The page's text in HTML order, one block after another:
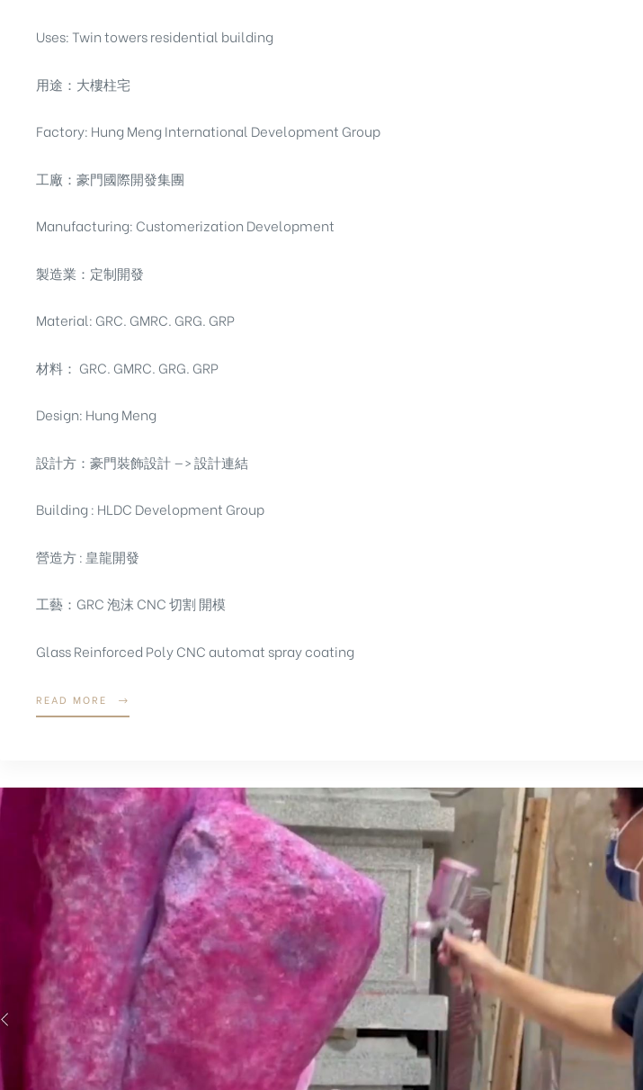
Uses: Twin towers residential building
用途：大樓柱宅
Factory: Hung Meng International Development Group
工廠：豪門國際開發集團
Manufacturing: Customerization Development
製造業：定制開發
Material: GRC. GMRC. GRG. GRP
材料： GRC. GMRC. GRG. GRP
Design: Hung Meng
設計方：豪門裝飾設計 —> 設計連結
Building : HLDC Development Group
營造方 : 皇龍開發
工藝：GRC 泡沫 CNC 切割 開模
Glass Reinforced Poly CNC automat spray coating
READ MORE